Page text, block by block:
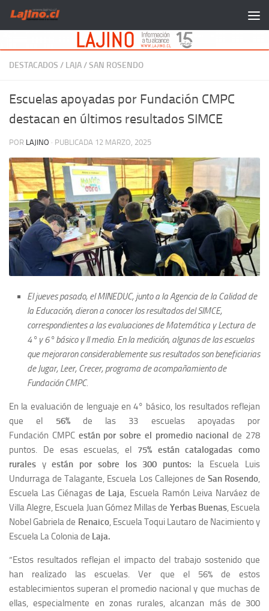
Saltar al contenido
DESTACADOS / LAJA/SAN ROSENDO
Escuelas apoyadas por Fundación CMPC
destacan en últimos resultados SIMCE
POR LAJINO · PUBLICADA 12 MARZO, 2025
El jueves pasado, el MINEDUC, junto a la Agencia de la Calidad de
la Educación, dieron a conocer los resultados del SIMCE,
correspondientes a las evaluaciones de Matemática y Lectura de
4° y 6° básico y II medio. En la medición, algunas de las escuelas
que mejoraron considerablemente sus resultados son beneficiarias
de Jugar, Leer, Crecer, programa de acompañamiento de
Fundación CMPC.
En la evaluación de lenguaje en 4° básico, los resultados reflejan
que el 56%de las 33 escuelas apoyadas por
Fundación CMPC están por sobre el promedio nacional de 278
puntos. De esas escuelas, el 75% están catalogadas como
rurales yestán por sobre los 300 puntos: la Escuela Luis
Undurraga de Talagante, Escuela Los Callejones de San Rosendo,
Escuela Las Ciénagasde Laja, Escuela Ramón Leiva Narváez de
Villa Alegre, Escuela Juan Gómez Millas de Yerbas Buenas, Escuela
Nobel Gabriela de Renaico, Escuela Toqui Lautaro de Nacimiento y
Escuela La Colonia de Laja.
“Estos resultados reflejan el impacto del trabajo sostenido que
han realizado las escuelas. Ver que el 56% de estos
establecimientos superan el promedio nacional y que muchas de
ellas, especialmente en zonas rurales, alcanzan más de 300